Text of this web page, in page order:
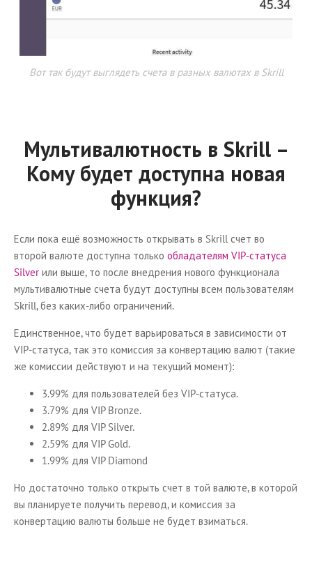
Вот так будут выглядеть счета в разных валютах в Skrill
Мультивалютность в Skrill –
Кому будет доступна новая
функция?
Если пока ещё возможность открывать в Skrill счет во
второй валюте доступна только обладателям VIP-статуса
Silver или выше, то после внедрения нового функционала
мультивалютные счета будут доступны всем пользователям
Skrill, без каких-либо ограничений.
Единственное, что будет варьироваться в зависимости от
VIP-статуса, так это комиссия за конвертацию валют (такие
же комиссии действуют и на текущий момент):
3.99% для пользователей без VIP-статуса.
3.79% для VIP Bronze.
2.89% для VIP Silver.
2.59% для VIP Gold.
1.99% для VIP Diamond
Но достаточно только открыть счет в той валюте, в которой
вы планируете получить перевод, и комиссия за
конвертацию валюты больше не будет взиматься.